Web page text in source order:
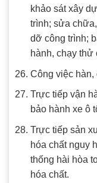
khảo sát xây
trình; sửa
dỡ công trình;
hành, chạy thử
Công việc hàn,
Trực tiếp vận
bảo hành xe ô
Trực tiếp sản
hóa chất nguy
thống hài hòa
hóa chất.